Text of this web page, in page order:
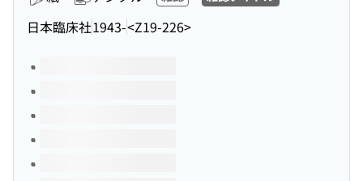
日本臨床社1943-<Z19-226>
このタイトルの巻号